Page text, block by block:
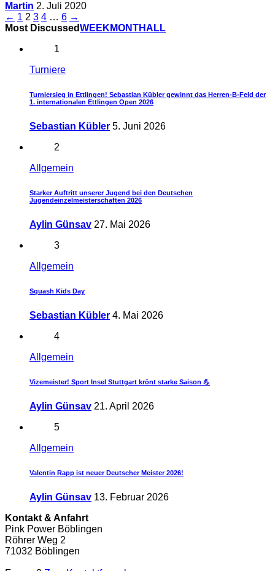
Martin 2. Juli 2020
Seitennummerierung
der
Beiträge
← 1 2 3 4 … 6 →
Most DiscussedWEEK MONTHALL
1
Turniere
Turniersieg in Ettlingen! Sebastian Kübler gewinnt das Herren-B-Feld der
1. internationalen Ettlingen Open 2026
Sebastian Kübler 5. Juni 2026
2
Allgemein
Starker Auftritt unserer Jugend bei den Deutschen
Jugendeinzelmeisterschaften 2026
Aylin Günsav 27. Mai 2026
3
Allgemein
Squash Kids Day
Sebastian Kübler 4. Mai 2026
4
Allgemein
Vizemeister! Sport Insel Stuttgart krönt starke Saison 💪
Aylin Günsav 21. April 2026
5
Allgemein
Valentin Rapp ist neuer Deutscher Meister 2026!
Aylin Günsav 13. Februar 2026
Kontakt & Anfahrt
Pink Power Böblingen
Röhrer Weg 2
71032 Böblingen